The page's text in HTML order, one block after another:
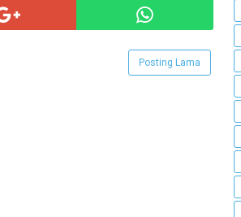
Posting Lama